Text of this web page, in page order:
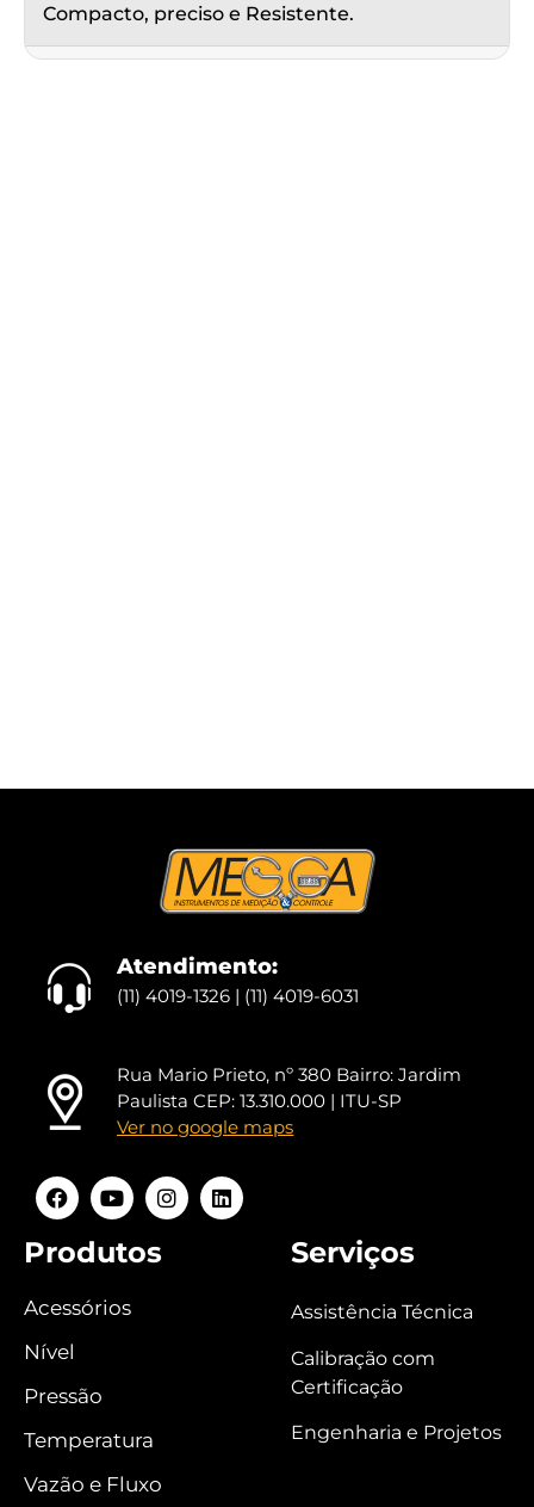
Compacto, preciso e Resistente.
Atendimento:
(11) 4019-1326 | (11) 4019-6031
Rua Mario Prieto, nº 380 Bairro: Jardim
Paulista CEP: 13.310.000 | ITU-SP
Ver no google maps
Produtos
Acessórios
Nível
Pressão
Temperatura
Vazão e Fluxo
Serviços
Assistência Técnica
Calibração com
Certificação
Engenharia e Projetos